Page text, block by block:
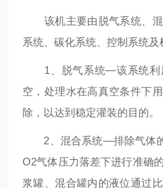
该机主要由脱气系统、混
系统、碳化系统、控制系统及
1、脱气系统—该系统利
空，处理水在高真空条件下
除，以达到稳定灌装的目的。
2、混合系统—排除气体的
O2气体压力落差下进行准确
浆罐、混合罐内的液位通过